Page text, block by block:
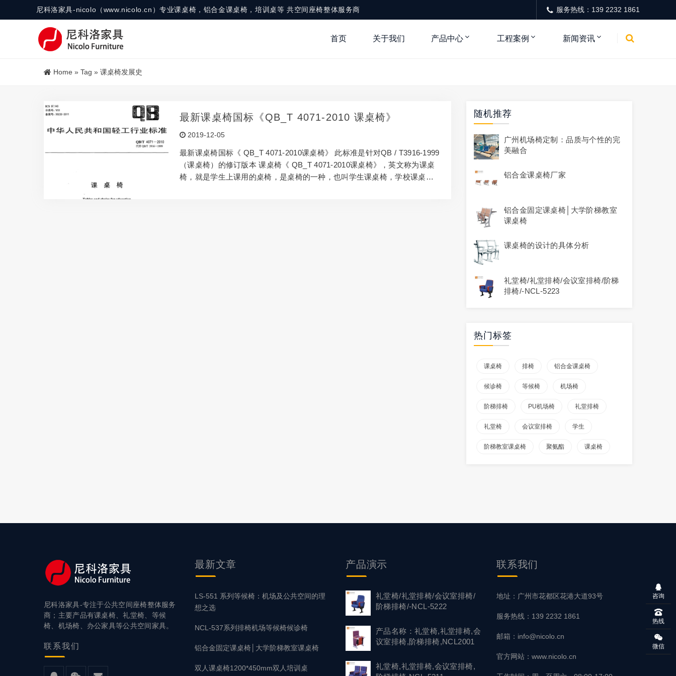
尼科洛家具-nicolo（www.nicolo.cn）专业课桌椅，铝合金课桌椅，培训桌等 共空间座椅整体服务商 服务热线：139 2232 1861
首页 关于我们 产品中心 工程案例 新闻资讯
Home » Tag » 课桌椅发展史
最新课桌椅国标《QB_T 4071-2010 课桌椅》
2019-12-05
最新课桌椅国标《 QB_T 4071-2010课桌椅》 此标准是针对QB / T3916-1999
（课桌椅）的修订版本 课桌椅《 QB_T 4071-2010课桌椅》，英文称为课桌
椅，就是学生上课用的桌椅，是桌椅的一种，也叫学生课桌椅，学校课桌
随机推荐
广州机场椅定制：品质与个性的完
美融合
铝合金课桌椅厂家
铝合金固定课桌椅│大学阶梯教室
课桌椅
课桌椅的设计的具体分析
礼堂椅/礼堂排椅/会议室排椅/阶梯
排椅/-NCL-5223
热门标签
课桌椅 排椅 铝合金课桌椅
候诊椅 等候椅 机场椅
阶梯排椅 PU机场椅 礼堂排椅
礼堂椅 会议室排椅 学生
阶梯教室课桌椅 聚氨酯 课桌椅
尼科洛家具-专注于公共空间座椅整体服务
商；主要产品有课桌椅、礼堂椅、等候
椅、机场椅、办公家具等公共空间家具。
联系我们
最新文章
LS-551 系列等候椅：机场及公共空间的理
想之选
NCL-537系列排椅机场等候椅候诊椅
铝合金固定课桌椅│大学阶梯教室课桌椅
双人课桌椅1200*450mm双人培训桌
产品演示
礼堂椅/礼堂排椅/会议室排椅/
阶梯排椅/-NCL-5222
产品名称：礼堂椅,礼堂排椅,会
议室排椅,阶梯排椅,NCL2001
礼堂椅,礼堂排椅,会议室排椅,
联系我们
地址：广州市花都区花港大道93号
服务热线：139 2232 1861
邮箱：info@nicolo.cn
官方网站：www.nicolo.cn
咨询
热线
微信